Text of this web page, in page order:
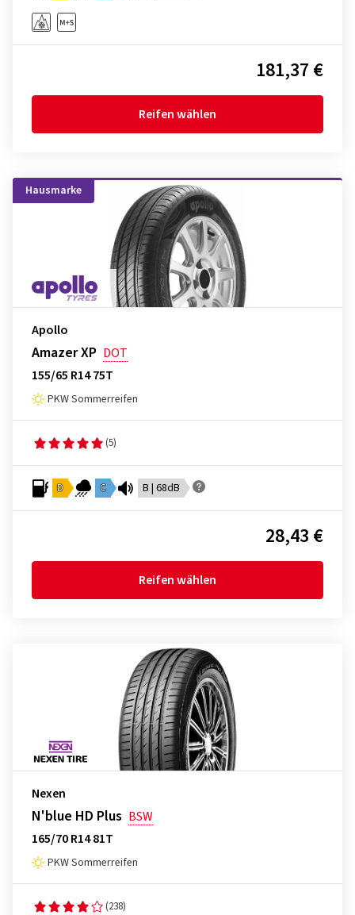
181,37 €
Reifen wählen
Hausmarke
Apollo
Amazer XP DOT
155/65 R14 75T
PKW Sommerreifen
(5)
D C B | 68dB
28,43 €
Reifen wählen
Nexen
N'blue HD Plus BSW
165/70 R14 81T
PKW Sommerreifen
(238)